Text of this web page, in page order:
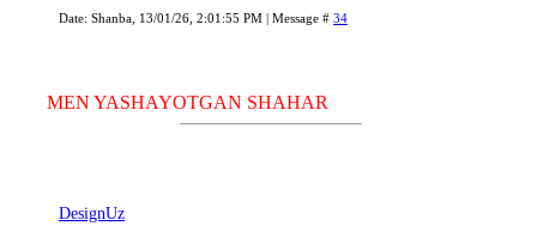
Date: Shanba, 13/01/26, 2:01:55 PM | Message # 34
MEN YASHAYOTGAN SHAHAR
DesignUz